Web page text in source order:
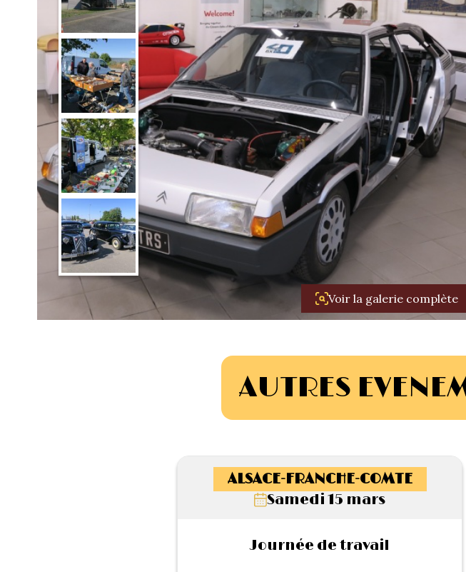
Voir la galerie complète
AUTRES
ALSACE-FRANCHE-COMTE
Samedi 15 mars
Journée de travail